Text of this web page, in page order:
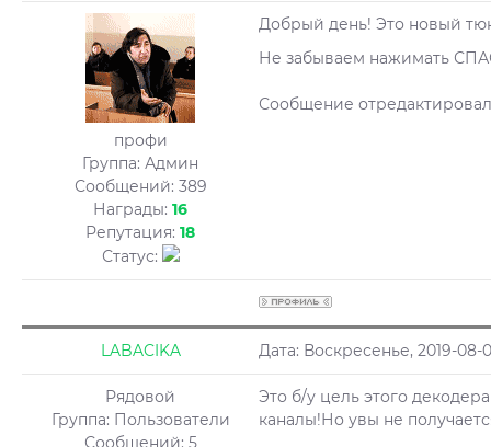
профи
Группа: Админ
Сообщений: 389
Награды: 16
Репутация: 18
Статус:
Добрый день! Это новый
Не забываем нажимать
Сообщение
LABACIKA Дата: Воскресенье, 2019-
Рядовой
Группа: Пользователи
Сообщений: 5
Это б/у цель этого
каналы!Но увы не